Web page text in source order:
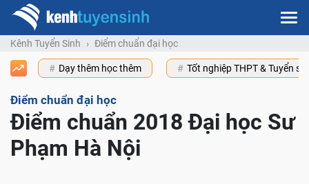
Kênh Tuyển Sinh Điểm chuẩn đại học
Dạy thêm học thêm Tốt nghiệp THPT & Tuyển
Điểm chuẩn đại học
Điểm chuẩn 2018 Đại học Sư
Phạm Hà Nội